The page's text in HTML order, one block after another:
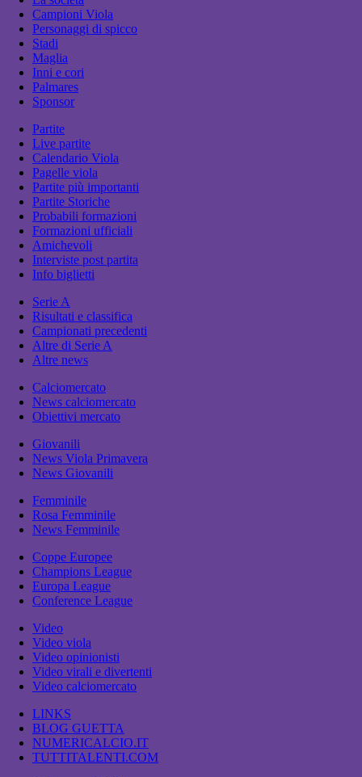
Campioni Viola
Personaggi di spicco
Stadi
Maglia
Inni e cori
Palmares
Sponsor
Partite
Live partite
Calendario Viola
Pagelle viola
Partite più importanti
Partite Storiche
Probabili formazioni
Formazioni ufficiali
Amichevoli
Interviste post partita
Info biglietti
Serie A
Risultati e classifica
Campionati precedenti
Altre di Serie A
Altre news
Calciomercato
News calciomercato
Obiettivi mercato
Giovanili
News Viola Primavera
News Giovanili
Femminile
Rosa Femminile
News Femminile
Coppe Europee
Champions League
Europa League
Conference League
Video
Video viola
Video opinionisti
Video virali e divertenti
Video calciomercato
LINKS
BLOG GUETTA
NUMERICALCIO.IT
TUTTITALENTI.COM